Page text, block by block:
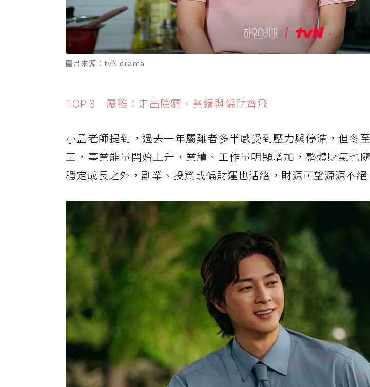
圖片來源：tvN drama
TOP 3 屬雞：走出陰霾、業績與偏財齊飛
小孟老師提到，過去一年屬雞者多半感受到壓力與停滯，但冬
正，事業能量開始上升，業績、工作量明顯增加，整體財氣也
穩定成長之外，副業、投資或偏財運也活絡，財源可望源源不絕